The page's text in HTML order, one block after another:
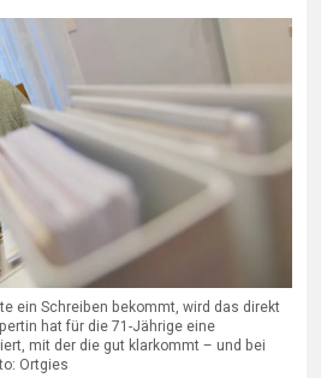
ein Schreiben bekommt, wird das direkt
hat für die 71-Jährige eine
mit der die gut klarkommt – und bei
Ortgies